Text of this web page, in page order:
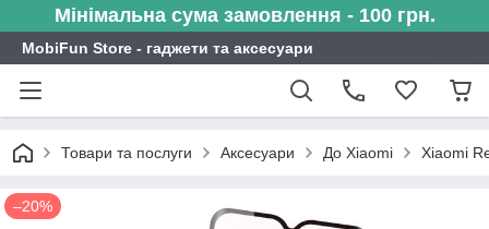
Мінімальна сума замовлення - 100 грн.
MobiFun Store - гаджети та аксесуари
Товари та послуги Аксесуари До Xiaomi Xiaomi
–20%